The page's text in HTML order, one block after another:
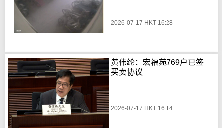
2026-07-17 HKT 16:28
黄伟纶：宏福苑769户已签
买卖协议
2026-07-17 HKT 16:14